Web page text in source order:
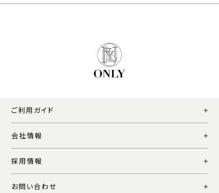
ご利用ガイド
会社情報
採用情報
お問い合わせ